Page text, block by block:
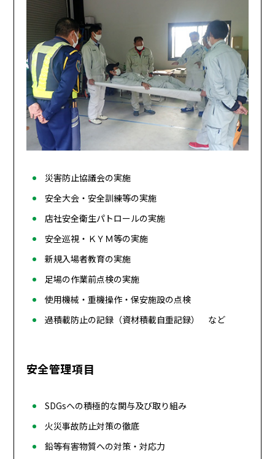
災害防止協議会の実施
安全大会・安全訓練等の実施
店社安全衛生パトロールの実施
安全巡視・ＫＹＭ等の実施
新規入場者教育の実施
足場の作業前点検の実施
使用機械・重機操作・保安施設の点検
過積載防止の記録（資材積載自重記録） など
安全管理項目
SDGsへの積極的な関与及び取り組み
火災事故防止対策の徹底
鉛等有害物質への対策・対応力